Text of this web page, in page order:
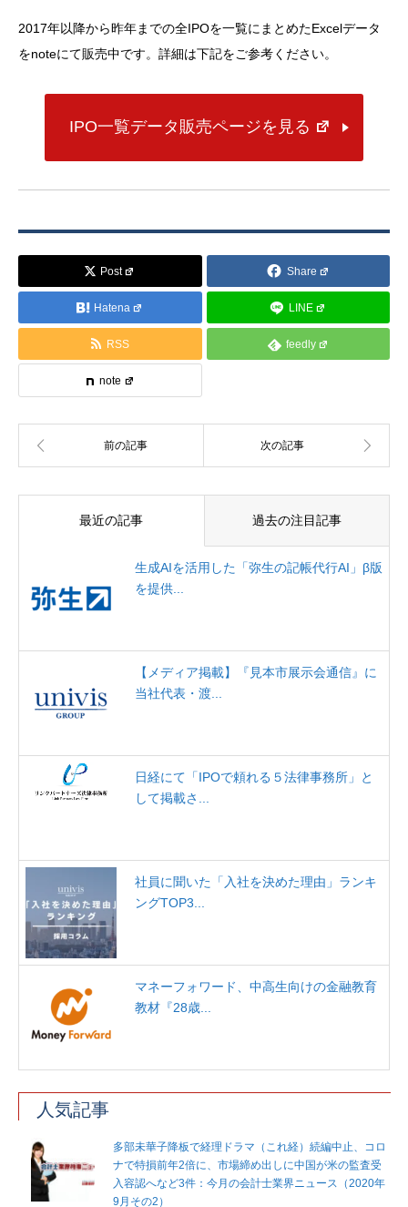
2017年以降から昨年までの全IPOを一覧にまとめたExcelデータ
をnoteにて販売中です。詳細は下記をご参考ください。
IPO一覧データ販売ページを見る
Post Share
Hatena LINE
RSS feedly
note
最近の記事 過去の注目記事
生成AIを活用した「弥生の記帳代行AI」β版
を提供...
【メディア掲載】『見本市展示会通信』に
当社代表・渡...
日経にて「IPOで頼れる５法律事務所」と
して掲載さ...
社員に聞いた「入社を決めた理由」ランキ
ングTOP3...
マネーフォワード、中高生向けの金融教育
教材『28歳...
人気記事
多部未華子降板で経理ドラマ（これ経）続編中止、コロ
ナで特損前年2倍に、市場締め出しに中国が米の監査受
入容認へなど3件：今月の会計士業界ニュース（2020年
9月その2）